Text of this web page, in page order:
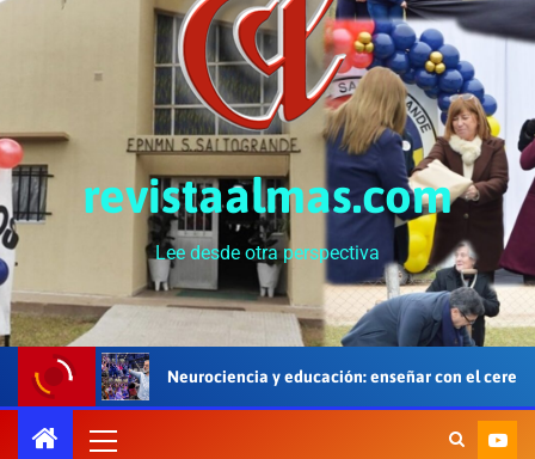
revistaalmas.com
Lee desde otra perspectiva
Neurociencia y educación: enseñar con el cerebro, el cuerpo y el